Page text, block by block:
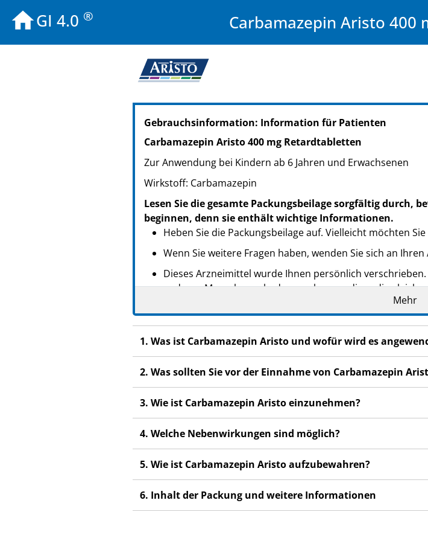
GI 4.0 ® Carbamazepin Aristo 400
PZN: 00612341
PPN: 110061234161
PZN: 00614096
PZN: 00615380
PPN: 110061538017
PZN: 14410428
PPN: 111441042826
Gebrauchsinformation: Information für Patienten
Carbamazepin Aristo 400 mg Retardtabletten
Zur Anwendung bei Kindern ab 6 Jahren und Erwachsenen
Wirkstoff: Carbamazepin
Lesen Sie die gesamte Packungsbeilage sorgfältig durch,
beginnen, denn sie enthält wichtige Informationen.
Heben Sie die Packungsbeilage auf. Vielleicht möchten
Wenn Sie weitere Fragen haben, wenden Sie sich an
Dieses Arzneimittel wurde Ihnen persönlich
anderen Menschen schaden, auch wenn diese die
Nebenwirkungen, die nicht in dieser Packungsbeilage
Mehr
1. Was ist Carbamazepin Aristo und wofür wird es
2. Was sollten Sie vor der Einnahme von Carbamazepin
3. Wie ist Carbamazepin Aristo einzunehmen?
4. Welche Nebenwirkungen sind möglich?
5. Wie ist Carbamazepin Aristo aufzubewahren?
6. Inhalt der Packung und weitere Informationen